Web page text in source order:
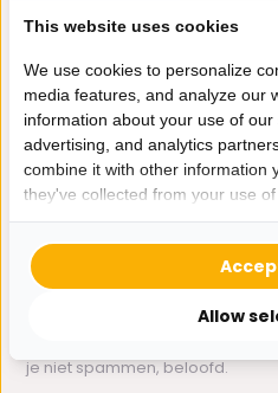
Wij zitten voor
0162-231130
je niet spammen, beloofd.
This website uses cookies
We use cookies to personalize
media features, and analyze our
information about your use of our
advertising, and analytics
combine it with other information
they've collected from your use of
Allow